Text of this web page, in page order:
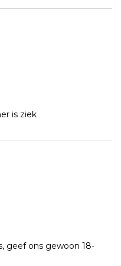
is ziek
geef ons gewoon 18-